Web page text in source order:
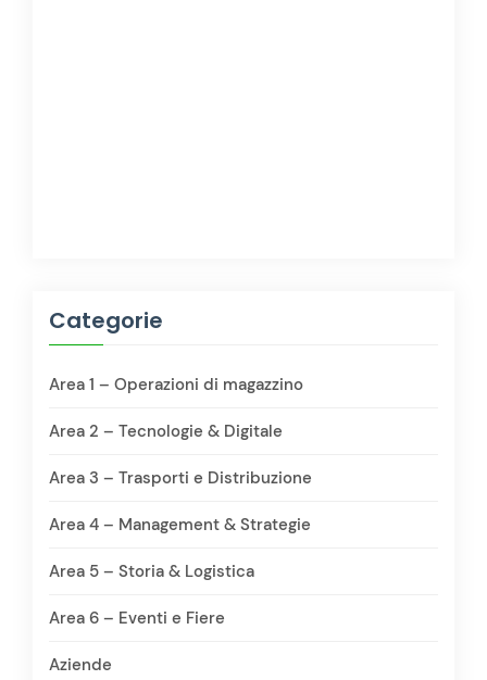
Categorie
Area 1 – Operazioni di magazzino
Area 2 – Tecnologie & Digitale
Area 3 – Trasporti e Distribuzione
Area 4 – Management & Strategie
Area 5 – Storia & Logistica
Area 6 – Eventi e Fiere
Aziende